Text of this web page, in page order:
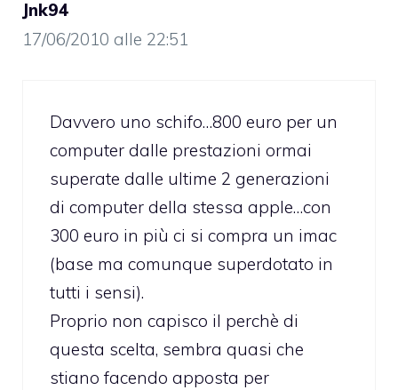
Jnk94
17/06/2010 alle 22:51
Davvero uno schifo…800 euro per un
computer dalle prestazioni ormai
superate dalle ultime 2 generazioni
di computer della stessa apple…con
300 euro in più ci si compra un imac
(base ma comunque superdotato in
tutti i sensi).
Proprio non capisco il perchè di
questa scelta, sembra quasi che
stiano facendo apposta per